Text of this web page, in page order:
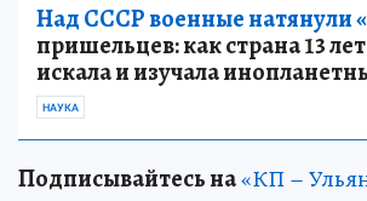
Над СССР военные натянули
пришельцев: как страна 13
искала и изучала
НАУКА
Подписывайтесь на«КП –